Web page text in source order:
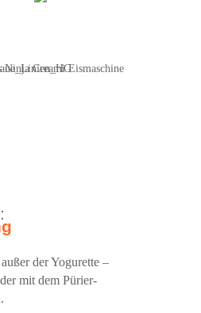
der Yogu­ret­te –
mit dem Pürier­